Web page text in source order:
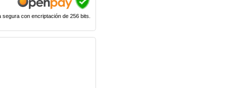
con encriptación de 256 bits.